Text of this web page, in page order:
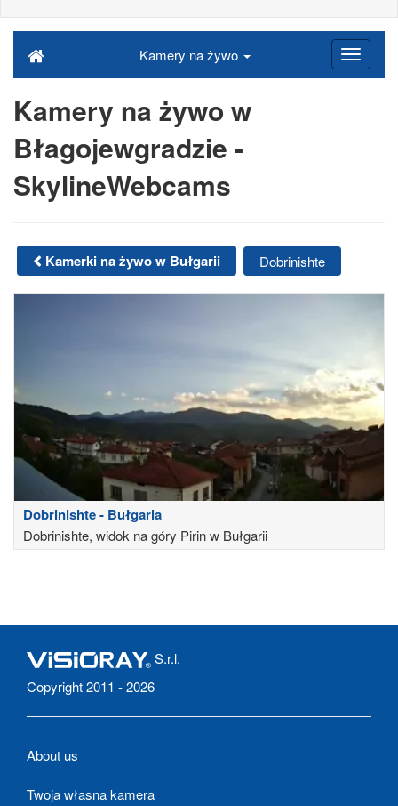
Kamery na żywo
Kamery na żywo w
Błagojewgradzie -
SkylineWebcams
Kamerki na żywo w Bułgarii Dobrinishte
Dobrinishte - Bułgaria
Dobrinishte, widok na góry Pirin w Bułgarii
S.r.l.
Copyright 2011 - 2026
About us
Twoja własna kamera